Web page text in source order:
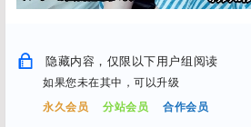
隐藏内容，仅限以下用户组阅读
如果您未在其中，可以升级
永久会员
分站会员 合作会员